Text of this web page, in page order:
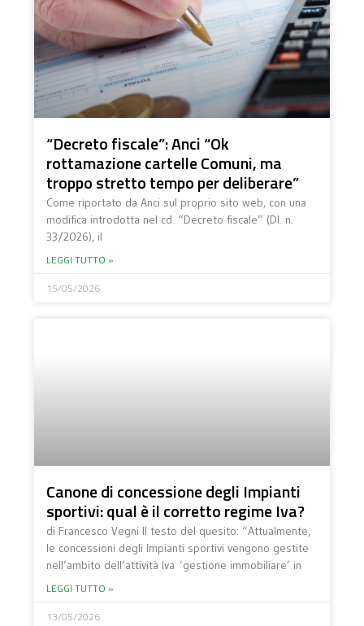
“Decreto fiscale”: Anci “Ok
rottamazione cartelle Comuni, ma
troppo stretto tempo per deliberare”
Come riportato da Anci sul proprio sito web, con una
modifica introdotta nel cd. “Decreto fiscale” (Dl. n.
33/2026), il
LEGGI TUTTO »
15/05/2026
Canone di concessione degli Impianti
sportivi: qual è il corretto regime Iva?
di Francesco Vegni Il testo del quesito: “Attualmente,
le concessioni degli Impianti sportivi vengono gestite
nell’ambito dell’attività Iva ’gestione immobiliare’ in
LEGGI TUTTO »
13/05/2026